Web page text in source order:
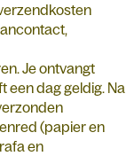
Je ontvangt
een dag geldig. Na
(papier en
en